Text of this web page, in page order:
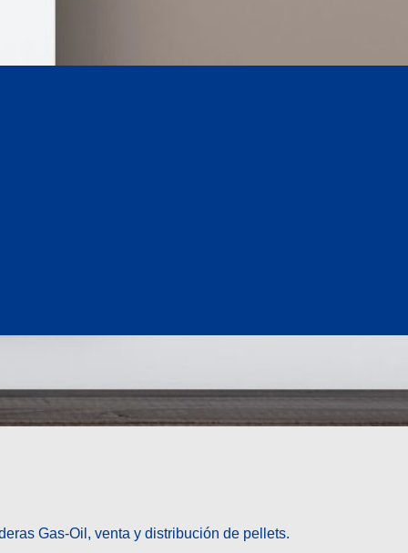
Gas-Oil, venta y distribución de pellets.